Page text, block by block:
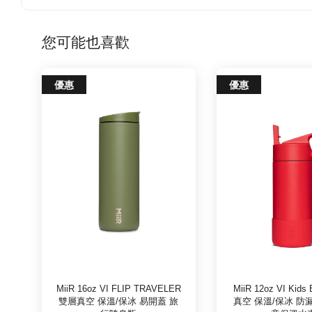
您可能也喜歡
優惠
MiiR 16oz VI FLIP TRAVELER
雙層真空 保溫/保冰 易開蓋 旅
優惠
MiiR 12oz VI Kids
真空 保溫/保冰 防